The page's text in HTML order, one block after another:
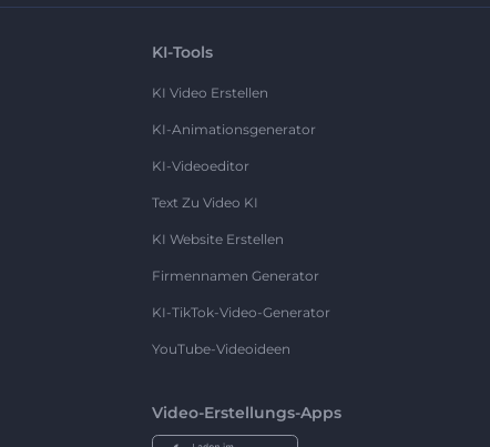
KI-Tools
KI Video Erstellen
KI-Animationsgenerator
KI-Videoeditor
Text Zu Video KI
KI Website Erstellen
Firmennamen Generator
KI-TikTok-Video-Generator
YouTube-Videoideen
Video-Erstellungs-Apps